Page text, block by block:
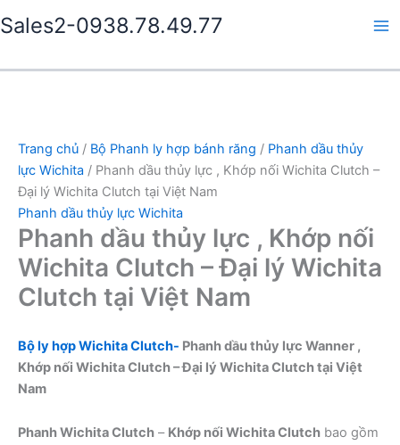
tới
dung
Sales2-0938.78.49.77
Trang chủ / Bộ Phanh ly hợp bánh răng / Phanh dầu thủy
lực Wichita / Phanh dầu thủy lực , Khớp nối Wichita Clutch –
Đại lý Wichita Clutch tại Việt Nam
Phanh dầu thủy lực Wichita
Phanh dầu thủy lực , Khớp nối
Wichita Clutch – Đại lý Wichita
Clutch tại Việt Nam
Bộ ly hợp Wichita Clutch- Phanh dầu thủy lực Wanner ,
Khớp nối Wichita Clutch – Đại lý Wichita Clutch tại Việt
Nam
Phanh Wichita Clutch – Khớp nối Wichita Clutch bao gồm